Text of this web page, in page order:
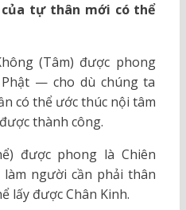
của tự thân mới có thể
(Tâm) được phong
— cho dù chúng ta
có thể ước thúc nội tâm
thành công.
được phong là Chiên
người cần phải thân
lấy được Chân Kinh.